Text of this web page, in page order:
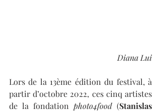
Diana Lui
Lors de la 13ème édition du festival, à
partir d’octobre 2022, ces cinq artistes
de la fondation photo4food (Stanislas